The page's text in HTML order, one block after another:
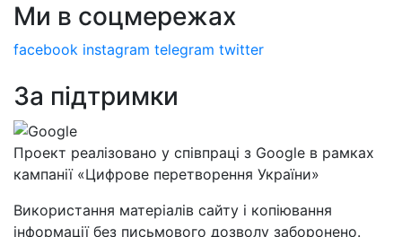
Ми в соцмережах
facebook instagram telegram twitter
За підтримки
Проект реалізовано у співпраці з Google в рамках
кампанії «Цифрове перетворення України»
Використання матеріалів сайту і копіювання
інформації без письмового дозволу заборонено.